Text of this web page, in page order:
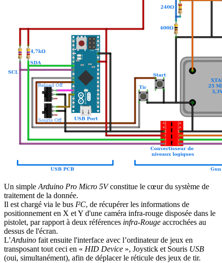
Un simple Arduino Pro Micro 5Vconstitue le cœur du système de
traitement de la donnée.
Il est chargé via le bus I²C, de récupérer les informations de
positionnement en X et Y d'une caméra infra-rouge disposée dans le
pistolet, par rapport à deux références infra-Rouge accrochées au
dessus de l'écran.
L’Arduino fait ensuite l'interface avec l’ordinateur de jeux en
transposant tout ceci en « HID Device », Joystick et Souris USB
(oui, simultanément), afin de déplacer le réticule des jeux de tir.